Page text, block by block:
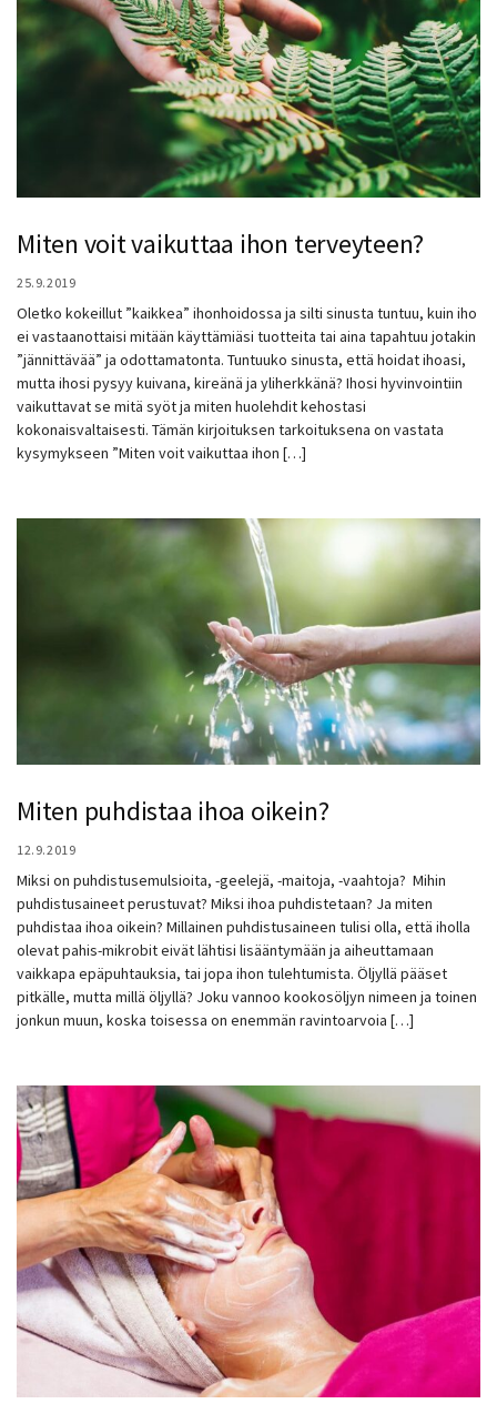
Miten voit vaikuttaa ihon terveyteen?
25.9.2019
Oletko kokeillut ”kaikkea” ihonhoidossa ja silti sinusta tuntuu, kuin iho
ei vastaanottaisi mitään käyttämiäsi tuotteita tai aina tapahtuu jotakin
”jännittävää” ja odottamatonta. Tuntuuko sinusta, että hoidat ihoasi,
mutta ihosi pysyy kuivana, kireänä ja yliherkkänä? Ihosi hyvinvointiin
vaikuttavat se mitä syöt ja miten huolehdit kehostasi
kokonaisvaltaisesti. Tämän kirjoituksen tarkoituksena on vastata
kysymykseen ”Miten voit vaikuttaa ihon […]
Miten puhdistaa ihoa oikein?
12.9.2019
Miksi on puhdistusemulsioita, -geelejä, -maitoja, -vaahtoja? Mihin
puhdistusaineet perustuvat? Miksi ihoa puhdistetaan? Ja miten
puhdistaa ihoa oikein? Millainen puhdistusaineen tulisi olla, että iholla
olevat pahis-mikrobit eivät lähtisi lisääntymään ja aiheuttamaan
vaikkapa epäpuhtauksia, tai jopa ihon tulehtumista. Öljyllä pääset
pitkälle, mutta millä öljyllä? Joku vannoo kookosöljyn nimeen ja toinen
jonkun muun, koska toisessa on enemmän ravintoarvoia […]